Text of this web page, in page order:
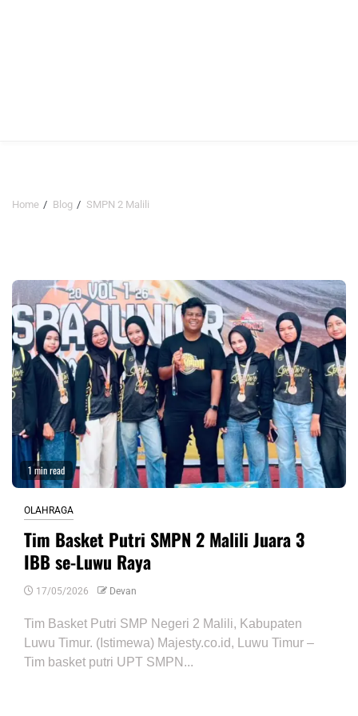
Home Blog SMPN 2 Malili
1 min read
OLAHRAGA
Tim Basket Putri SMPN 2 Malili Juara 3
IBB se-Luwu Raya
17/05/2026 Devan
Tim Basket Putri SMP Negeri 2 Malili, Kabupaten
Luwu Timur. (Istimewa) Majesty.co.id, Luwu Timur –
Tim basket putri UPT SMPN...